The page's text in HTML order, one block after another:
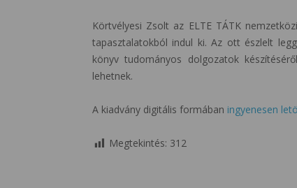
Körtvélyesi Zsolt az ELTE TÁTK
tapasztalatokból indul ki. Az ott észlelt
könyv tudományos dolgozatok
lehetnek.
A kiadvány digitális formában ingyenesen
Megtekintés: 312